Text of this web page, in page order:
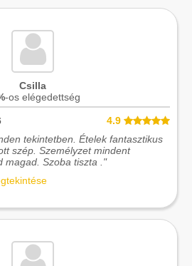
Csilla
-os elégedettség
4.9
tekintetben. Ételek fantasztikus
szép. Személyzet mindent
magad. Szoba tiszta ."